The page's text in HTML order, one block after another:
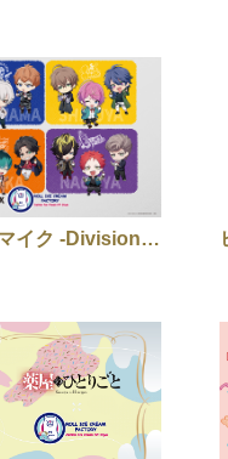
映画『ヒプノシスマイク -Division Rap Battle-』